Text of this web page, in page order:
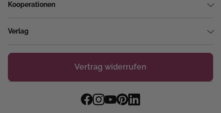
Kooperationen
Verlag
Vertrag widerrufen